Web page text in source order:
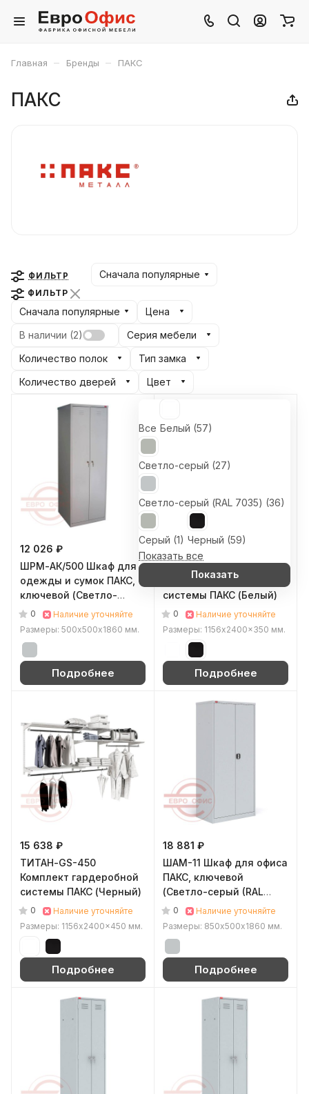
Главная – Бренды – ПАКС
ПАКС
ФИЛЬТР Сначала популярные
ФИЛЬТР
Сначала популярные
Цена
В наличии (2)
Серия мебели
Количество полок
Тип замка
Количество дверей
Цвет
Все Белый (57)
Светло-серый (27)
Светло-серый (RAL 7035) (36)
Серый (1) Черный (59)
Показать все
Показать
12 026 ₽
ШРМ-АК/500 Шкаф для
одежды и сумок ПАКС,
ключевой (Светло-
серый (RAL 7035))
0
Наличие уточняйте
Размеры: 500х500х1860 мм.
Подробнее
12 319 ₽
ТИТАН-GS-350
Комплект гардеробной
системы ПАКС (Белый)
0
Наличие уточняйте
Размеры: 1156x2400x350 мм.
Подробнее
15 638 ₽
ТИТАН-GS-450
Комплект гардеробной
системы ПАКС (Черный)
0
Наличие уточняйте
Размеры: 1156x2400x450 мм.
Подробнее
18 881 ₽
ШАМ-11 Шкаф для офиса
ПАКС, ключевой
(Светло-серый (RAL
7035))
0
Наличие уточняйте
Размеры: 850x500х1860 мм.
Подробнее